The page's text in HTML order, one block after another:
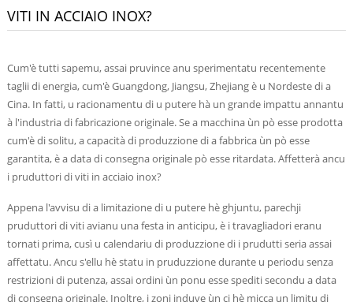
VITI IN ACCIAIO INOX?
Cum'è tutti sapemu, assai pruvince anu sperimentatu recentemente
taglii di energia, cum'è Guangdong, Jiangsu, Zhejiang è u Nordeste di a
Cina. In fatti, u racionamentu di u putere hà un grande impattu annantu
à l'industria di fabricazione originale. Se a macchina ùn pò esse prodotta
cum'è di solitu, a capacità di produzzione di a fabbrica ùn pò esse
garantita, è a data di consegna originale pò esse ritardata. Affetterà ancu
i pruduttori di viti in acciaio inox?
Appena l'avvisu di a limitazione di u putere hè ghjuntu, parechji
pruduttori di viti avianu una festa in anticipu, è i travagliadori eranu
tornati prima, cusì u calendariu di produzzione di i prudutti seria assai
affettatu. Ancu s'ellu hè statu in pruduzzione durante u periodu senza
restrizioni di putenza, assai ordini ùn ponu esse spediti secondu a data
di consegna originale. Inoltre, i zoni induve ùn ci hè micca un limitu di